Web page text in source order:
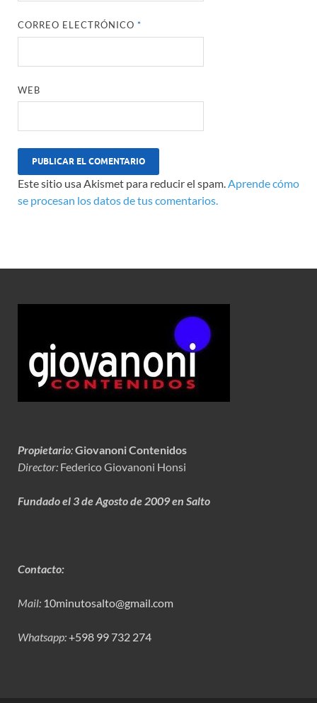
CORREO ELECTRÓNICO*
WEB
Este sitio usa Akismet para reducir el spam.Aprende cómo
se procesan los datos de tus comentarios.
Propietario:Giovanoni Contenidos
Director: Federico Giovanoni Honsi
Fundado el 3 de Agosto de 2009 en Salto
Contacto:
Mail: 10minutosalto@gmail.com
Whatsapp:+598 99 732 274